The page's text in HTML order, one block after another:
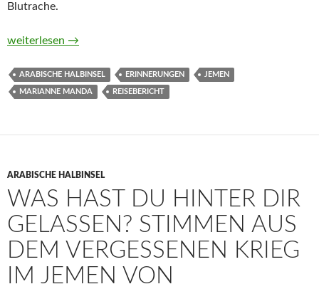
Blutrache.
Weihrauch, Khat und Pfeffer. Erinnerungen an den Jemen
weiterlesen →
ARABISCHE HALBINSEL ERINNERUNGEN JEMEN
MARIANNE MANDA REISEBERICHT
ARABISCHE HALBINSEL
WAS HAST DU HINTER DIR
GELASSEN? STIMMEN AUS
DEM VERGESSENEN KRIEG
IM JEMEN VON